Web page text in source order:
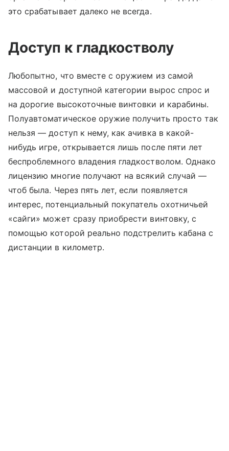
это срабатывает далеко не всегда.
Доступ к гладкостволу
Любопытно, что вместе с оружием из самой
массовой и доступной категории вырос спрос и
на дорогие высокоточные винтовки и карабины.
Полуавтоматическое оружие получить просто так
нельзя — доступ к нему, как ачивка в какой-
нибудь игре, открывается лишь после пяти лет
беспроблемного владения гладкостволом. Однако
лицензию многие получают на всякий случай —
чтоб была. Через пять лет, если появляется
интерес, потенциальный покупатель охотничьей
«сайги» может сразу приобрести винтовку, с
помощью которой реально подстрелить кабана с
дистанции в километр.